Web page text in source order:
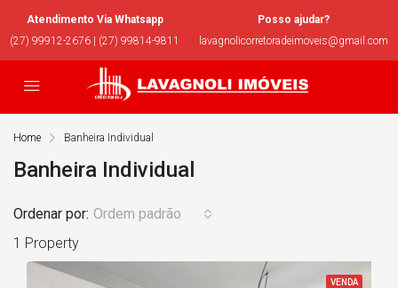
Atendimento Via Whatsapp
(27) 99912-2676 | (27) 99814-9811
Posso ajudar?
lavagnolicorretoradeimoveis@gmail.com
Home Banheira Individual
Banheira Individual
1 Property
Ordenar por: Ordem padrão
VENDA